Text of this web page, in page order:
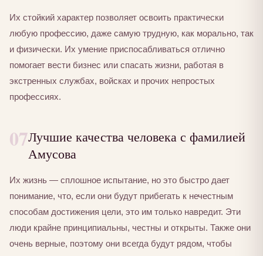
Их стойкий характер позволяет освоить практически
любую профессию, даже самую трудную, как морально, так
и физически. Их умение приспосабливаться отлично
помогает вести бизнес или спасать жизни, работая в
экстренных службах, войсках и прочих непростых
профессиях.
07Лучшие качества человека с фамилией
Амусова
Их жизнь — сплошное испытание, но это быстро дает
понимание, что, если они будут прибегать к нечестным
способам достижения цели, это им только навредит. Эти
люди крайне принципиальны, честны и открыты. Также они
очень верные, поэтому они всегда будут рядом, чтобы